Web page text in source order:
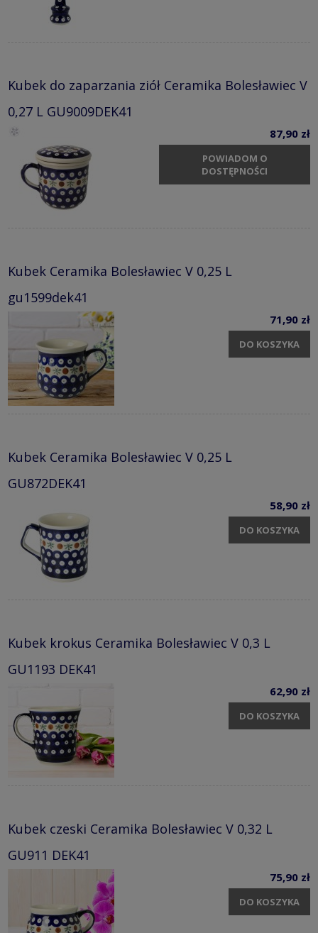
Kubek do zaparzania ziół Ceramika Bolesławiec V
0,27 L GU9009DEK41
87,90 zł
POWIADOM O
DOSTĘPNOŚCI
Kubek Ceramika Bolesławiec V 0,25 L
gu1599dek41
71,90 zł
DO KOSZYKA
Kubek Ceramika Bolesławiec V 0,25 L
GU872DEK41
58,90 zł
DO KOSZYKA
Kubek krokus Ceramika Bolesławiec V 0,3 L
GU1193 DEK41
62,90 zł
DO KOSZYKA
Kubek czeski Ceramika Bolesławiec V 0,32 L
GU911 DEK41
75,90 zł
DO KOSZYKA